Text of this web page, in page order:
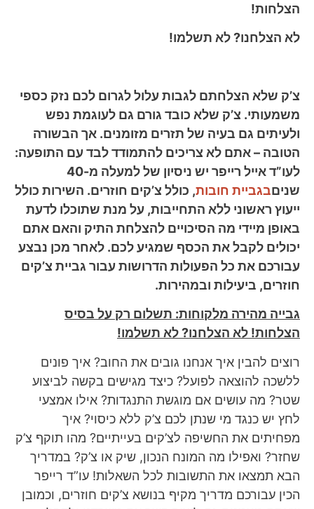
הצלחות!
לא הצלחנו? לא תשלמו!
צ’ק שלא הצלחתם לגבות עלול לגרום לכם נזק כספי
משמעותי. צ’ק שלא כובד גורם גם לעוגמת נפש
ולעיתים גם בעיה של תזרים מזומנים. אך הבשורה
הטובה – אתם לא צריכים להתמודד לבד עם התופעה:
לעו”ד אייל רייפר יש ניסיון של למעלה מ-40
שניםבגביית חובות, כולל צ’קים חוזרים. השירות כולל
ייעוץ ראשוני ללא התחייבות, על מנת שתוכלו לדעת
באופן מיידי מה הסיכויים להצלחת התיק והאם אתם
יכולים לקבל את הכסף שמגיע לכם. לאחר מכן נבצע
עבורכם את כל הפעולות הדרושות עבור גביית צ’קים
חוזרים, ביעילות ובמהירות.
גבייה מהירה מלקוחות: תשלום רק על בסיס
הצלחות! לא הצלחנו? לא תשלמו!
רוצים להבין איך אנחנו גובים את החוב? איך פונים
ללשכה להוצאה לפועל? כיצד מגישים בקשה לביצוע
שטר? מה עושים אם מוגשת התנגדות? אילו אמצעי
לחץ יש כנגד מי שנתן לכם צ’ק ללא כיסוי? איך
מפחיתים את החשיפה לצ’קים בעייתיים? מהו תוקף צ’ק
שחזר? ואפילו מה המונח הנכון, שיק או צ’ק? במדריך
הבא תמצאו את התשובות לכל השאלות! עו”ד רייפר
הכין עבורכם מדריך מקיף בנושא צ’קים חוזרים, וכמובן